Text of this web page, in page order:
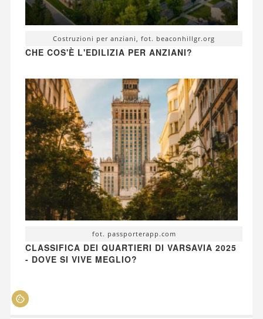
Costruzioni per anziani, fot. beaconhillgr.org
CHE COS'È L'EDILIZIA PER ANZIANI?
fot. passporterapp.com
CLASSIFICA DEI QUARTIERI DI VARSAVIA 2025
- DOVE SI VIVE MEGLIO?